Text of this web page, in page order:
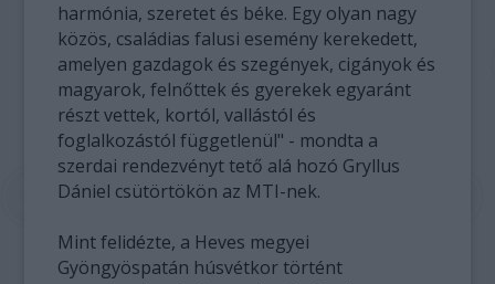
harmónia, szeretet és béke. Egy olyan nagy
közös, családias falusi esemény kerekedett,
amelyen gazdagok és szegények, cigányok és
magyarok, felnőttek és gyerekek egyaránt
részt vettek, kortól, vallástól és
foglalkozástól függetlenül" - mondta a
szerdai rendezvényt tető alá hozó Gryllus
Dániel csütörtökön az MTI-nek.
Mint felidézte, a Heves megyei
Gyöngyöspatán húsvétkor történt